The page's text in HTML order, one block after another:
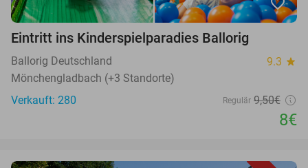
favorite_border
Eintritt ins Kinderspielparadies Ballorig
Ballorig Deutschland 9.3 star
Mönchengladbach (+3 Standorte)
Verkauft: 280
Regulär 9,50€
8€